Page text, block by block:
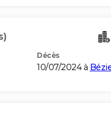
Décès
10/07/2024 à